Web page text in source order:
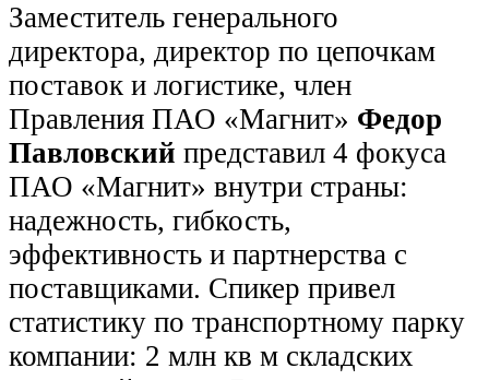
Заместитель генерального
директора, директор по цепочкам
поставок и логистике, член
Правления ПАО «Магнит» Федор
Павловский представил 4 фокуса
ПАО «Магнит» внутри страны:
надежность, гибкость,
эффективность и партнерства с
поставщиками. Спикер привел
статистику по транспортному парку
компании: 2 млн кв м складских